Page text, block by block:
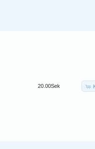
20.00Sek